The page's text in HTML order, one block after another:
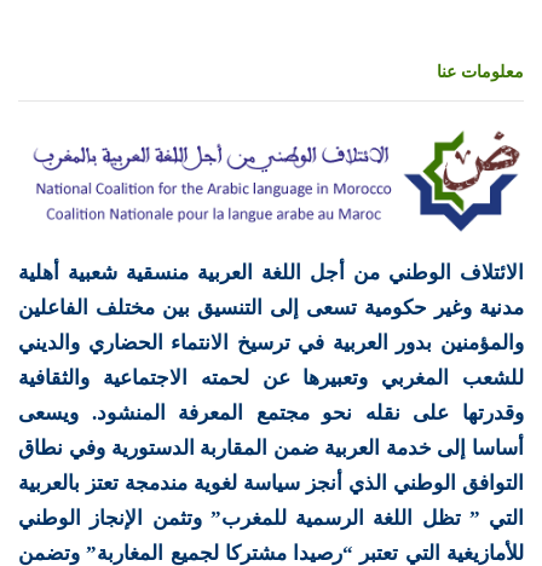
معلومات عنا
الائتلاف الوطني من أجل اللغة العربية منسقية شعبية أهلية
مدنية وغير حكومية تسعى إلى التنسيق بين مختلف الفاعلين
والمؤمنين بدور العربية في ترسيخ الانتماء الحضاري والديني
للشعب المغربي وتعبيرها عن لحمته الاجتماعية والثقافية
وقدرتها على نقله نحو مجتمع المعرفة المنشود. ويسعى
أساسا إلى خدمة العربية ضمن المقاربة الدستورية وفي نطاق
التوافق الوطني الذي أنجز سياسة لغوية مندمجة تعتز بالعربية
التي ” تظل اللغة الرسمية للمغرب” وتثمن الإنجاز الوطني
للأمازيغية التي تعتبر “رصيدا مشتركا لجميع المغاربة” وتضمن